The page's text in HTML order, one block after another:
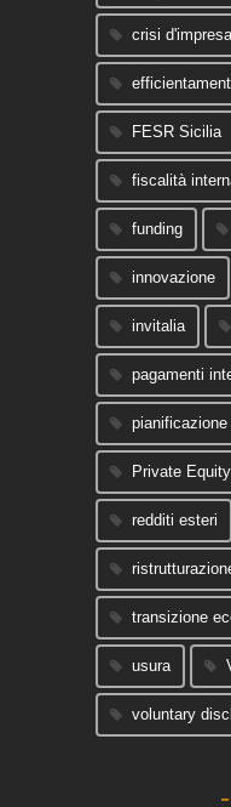
crisi d'impresa
FESR Sicilia
fiscalità
funding
innovazione
invitalia
pagamenti
Private Equity
redditi esteri
transizione
usura
voluntary